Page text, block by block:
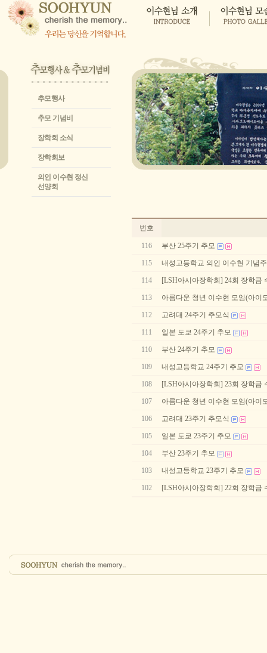
추모행사
추모 기념비
장학회 소식
장학회보
의인 이수현 정신
선양회
번호
116 부산 25주기 추모
115 내성고등학교 의인 이수현 기념
114 [LSH아시아장학회] 24회 장학금
113 아름다운 청년 이수현 모임(아이
112 고려대 24주기 추모식
111 일본 도쿄 24주기 추모
110 부산 24주기 추모
109 내성고등학교 24주기 추모
108 [LSH아시아장학회] 23회 장학금
107 아름다운 청년 이수현 모임(아이
106 고려대 23주기 추모식
105 일본 도쿄 23주기 추모
104 부산 23주기 추모
103 내성고등학교 23주기 추모
102 [LSH아시아장학회] 22회 장학금